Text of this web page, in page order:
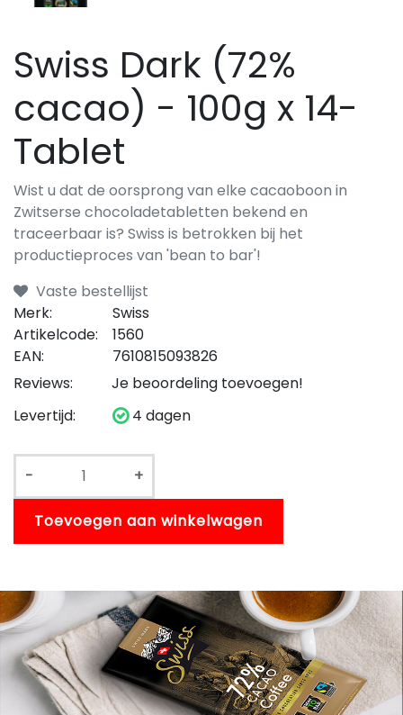
Swiss Dark (72%
cacao) - 100g x 14-
Tablet
Wist u dat de oorsprong van elke cacaoboon in
Zwitserse chocoladetabletten bekend en
traceerbaar is? Swiss is betrokken bij het
productieproces van 'bean to bar'!
Vaste bestellijst
Merk:
Swiss
Artikelcode:
1560
EAN:
7610815093826
Reviews:
Je beoordeling toevoegen!
Levertijd:
4 dagen
- +
Toevoegen aan winkelwagen